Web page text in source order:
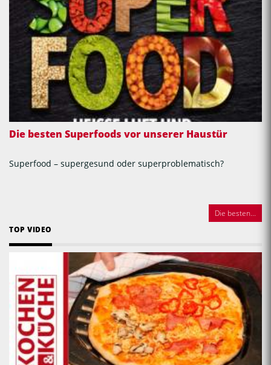
Die besten Superfoods vor unserer Haustür
Superfood – supergesund oder superproblematisch?
Die besten...
TOP VIDEO